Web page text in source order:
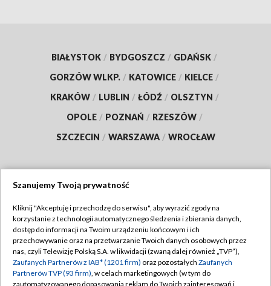
BIAŁYSTOK / BYDGOSZCZ / GDAŃSK /
GORZÓW WLKP. / KATOWICE / KIELCE /
KRAKÓW / LUBLIN / ŁÓDŹ / OLSZTYN /
OPOLE / POZNAŃ / RZESZÓW /
SZCZECIN / WARSZAWA / WROCŁAW
TVP
Abonament TVP
Emisja w TVP
Centrum informacji TVP
Regulamin TVP
Polityka prywatności
Moje zgody
Szanujemy Twoją prywatność
Kliknij "Akceptuję i przechodzę do serwisu", aby wyrazić zgody na
korzystanie z technologii automatycznego śledzenia i zbierania danych,
dostęp do informacji na Twoim urządzeniu końcowym i ich
przechowywanie oraz na przetwarzanie Twoich danych osobowych przez
nas, czyli Telewizję Polską S.A. w likwidacji (zwaną dalej również „TVP”),
Zaufanych Partnerów z IAB* (1201 firm) oraz pozostałych Zaufanych
Partnerów TVP (93 firm), w celach marketingowych (w tym do
zautomatyzowanego dopasowania reklam do Twoich zainteresowań i